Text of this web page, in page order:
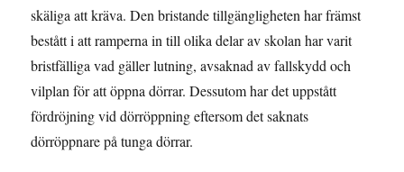
skäliga att kräva. Den bristande tillgängligheten har främst
bestått i att ramperna in till olika delar av skolan har varit
bristfälliga vad gäller lutning, avsaknad av fallskydd och
vilplan för att öppna dörrar. Dessutom har det uppstått
fördröjning vid dörröppning eftersom det saknats
dörröppnare på tunga dörrar.